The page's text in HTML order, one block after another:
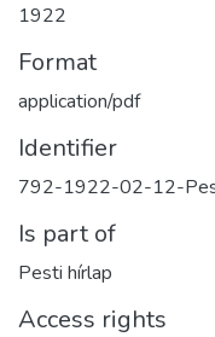
1922
Format
application/pdf
Identifier
792-1922-02-12-
Is part of
Pesti hírlap
Access rights